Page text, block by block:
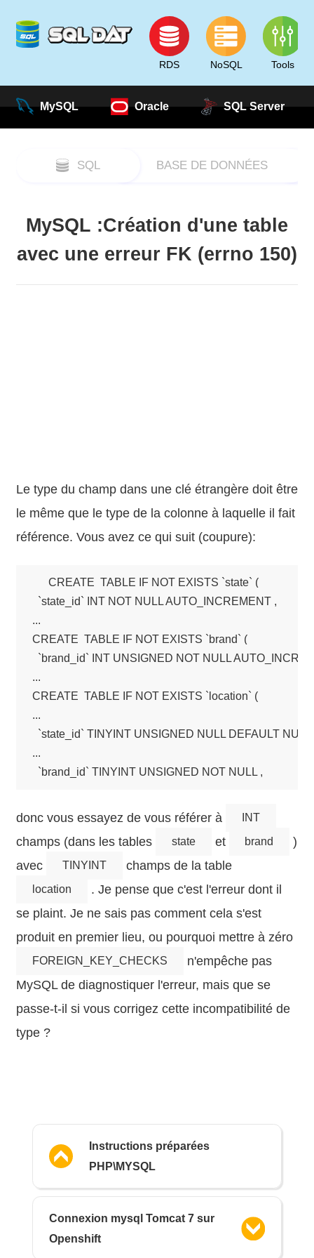
RDS NoSQL Tools
MySQL Oracle SQL Server
SQL BASE DE DONNÉES
MySQL :Création d'une table
avec une erreur FK (errno 150)
Le type du champ dans une clé étrangère doit être
le même que le type de la colonne à laquelle il fait
référence. Vous avez ce qui suit (coupure):
CREATE  TABLE IF NOT EXISTS `state` (
  `state_id` INT NOT NULL AUTO_INCREMENT ,
...
CREATE  TABLE IF NOT EXISTS `brand` (
`brand_id` INT UNSIGNED NOT NULL
...
CREATE  TABLE IF NOT EXISTS `location` (
...
`state_id` TINYINT UNSIGNED NULL DEFAULT NULL
...
donc vous essayez de vous référer à INT
champs (dans les tables state et brand
)
avec
TINYINT champs de la table
location
. Je pense que c'est l'erreur dont il
se plaint. Je ne sais pas comment cela s'est
produit en premier lieu, ou pourquoi mettre à zéro
FOREIGN_KEY_CHECKS
n'empêche pas
MySQL de diagnostiquer l'erreur, mais que se
passe-t-il si vous corrigez cette incompatibilité de
type ?
Instructions préparées
PHP\MYSQL
Connexion mysql Tomcat 7 sur
Openshift